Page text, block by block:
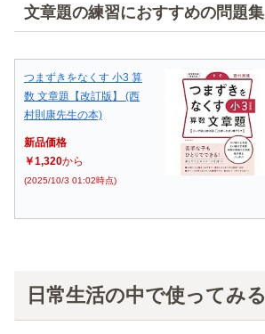
文章題の練習におすすめの問題集
つまずきをなくす 小3 算
数 文章題【改訂版】 (西
村則康先生の本)
新品価格
￥1,320から
(2025/10/3 01:02時点)
日常生活の中で使ってみる